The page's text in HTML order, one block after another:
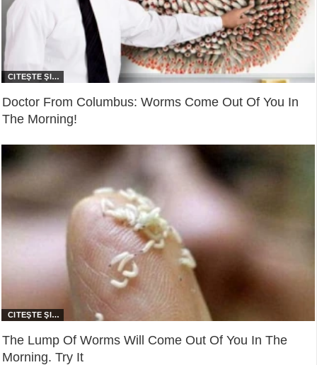
Doctor From Columbus: Worms Come Out Of You In
The Morning!
The Lump Of Worms Will Come Out Of You In The
Morning. Try It